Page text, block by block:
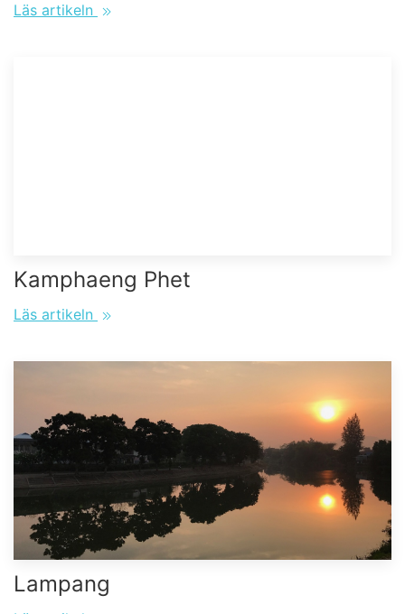
Läs artikeln
Kamphaeng Phet
Läs artikeln
Lampang